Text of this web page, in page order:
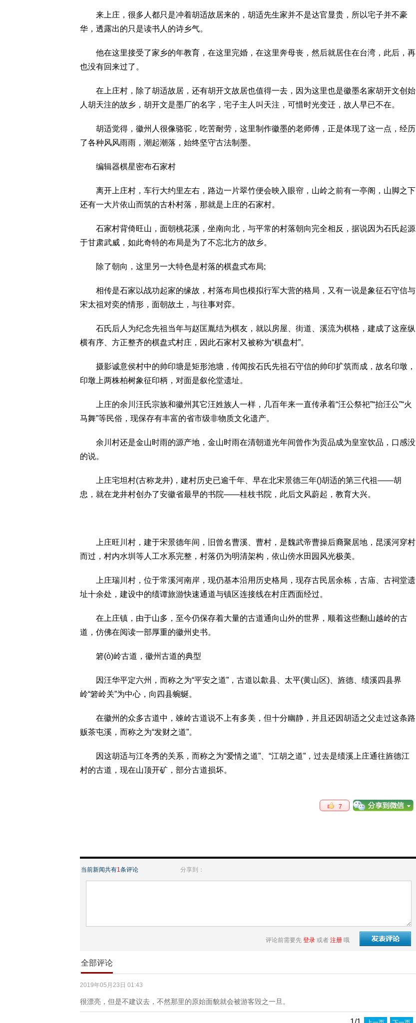
来上庄，很多人都只是冲着胡适故居来的，胡适先生家并不是达官显贵，所以宅子并不豪
华，透露出的只是读书人的诗乡气。
他在这里接受了家乡的年教育，在这里完婚，在这里奔母丧，然后就居住在台湾，此后，再
也没有回来过了。
在上庄村，除了胡适故居，还有胡开文故居也值得一去，因为这里也是徽墨名家胡开文创始
人胡天注的故乡，胡开文是墨厂的名字，宅子主人叫天注，可惜时光变迁，故人早已不在。
胡适觉得，徽州人很像骆驼，吃苦耐劳，这里制作徽墨的老师傅，正是体现了这一点，经历
了各种风风雨雨，潮起潮落，始终坚守古法制墨。
编辑器棋星密布石家村
离开上庄村，车行大约里左右，路边一片翠竹便会映入眼帘，山岭之前有一亭阁，山脚之下
还有一大片依山而筑的古朴村落，那就是上庄的石家村。
石家村背倚旺山，面朝桃花溪，坐南向北，与平常的村落朝向完全相反，据说因为石氏起源
于甘肃武威，如此奇特的布局是为了不忘北方的故乡。
除了朝向，这里另一大特色是村落的棋盘式布局;
相传是石家以战功起家的缘故，村落布局也模拟行军大营的格局，又有一说是象征石守信与
宋太祖对奕的情形，面朝故土，与往事对弈。
石氏后人为纪念先祖当年与赵匡胤结为棋友，就以房屋、街道、溪流为棋格，建成了这座纵
横有序、方正整齐的棋盘式村庄，因此石家村又被称为“棋盘村”。
摄影诚意侯村中的帅印塘是矩形池塘，传闻按石氏先祖石守信的帅印扩筑而成，故名印墩，
印墩上两株柏树象征印柄，对面是叙伦堂遗址。
上庄的余川汪氏宗族和徽州其它汪姓族人一样，几百年来一直传承着“汪公祭祀”“抬汪公”“火
马舞”等民俗，现保存有丰富的省市级非物质文化遗产。
余川村还是金山时雨的源产地，金山时雨在清朝道光年间曾作为贡品成为皇室饮品，口感没
的说。
上庄宅坦村(古称龙井)，建村历史已逾千年、早在北宋景德三年()胡适的第三代祖——胡
忠，就在龙井村创办了安徽省最早的书院——桂枝书院，此后文风蔚起，教育大兴。
上庄旺川村，建于宋景德年间，旧曾名曹溪、曹村，是魏武帝曹操后裔聚居地，昆溪河穿村
而过，村内水圳等人工水系完整，村落仍为明清架构，依山傍水田园风光极美。
上庄瑞川村，位于常溪河南岸，现仍基本沿用历史格局，现存古民居余栋，古庙、古祠堂遗
址十余处，建设中的绩谭旅游快速通道与镇区连接线在村庄西面经过。
在上庄镇，由于山多，至今仍保存着大量的古道通向山外的世界，顺着这些翻山越岭的古
道，仿佛在阅读一部厚重的徽州史书。
箬(ò)岭古道，徽州古道的典型
因汪华平定六州，而称之为“平安之道”，古道以歙县、太平(黄山区)、旌德、绩溪四县界
岭“箬岭关”为中心，向四县蜿蜒。
在徽州的众多古道中，竦岭古道说不上有多美，但十分幽静，并且还因胡适之父走过这条路
贩茶屯溪，而称之为“发财之道”。
因这胡适与江冬秀的关系，而称之为“爱情之道”、“江胡之道”，过去是绩溪上庄通往旌德江
村的古道，现在山顶开矿，部分古道损坏。
7
当前新闻共有1条评论 分享到：
评论前需要先 登录 或者 注册 哦
全部评论
2019年05月23日 01:43
很漂亮，但是不建议去，不然那里的原始面貌就会被游客毁之一旦。